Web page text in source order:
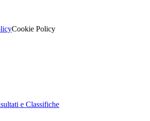
Cookie Policy
e Classifiche